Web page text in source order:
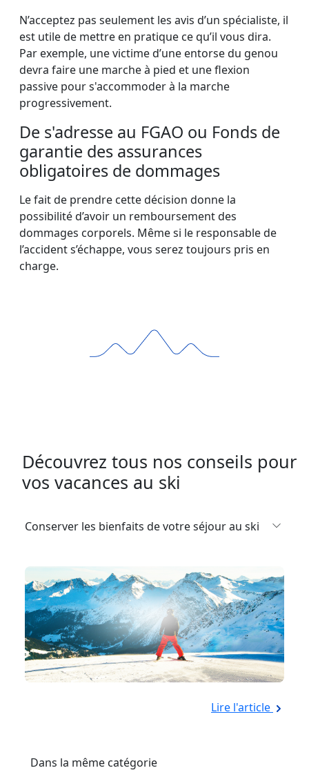
N’acceptez pas seulement les avis d’un spécialiste, il
est utile de mettre en pratique ce qu’il vous dira.
Par exemple, une victime d’une entorse du genou
devra faire une marche à pied et une flexion
passive pour s'accommoder à la marche
progressivement.
De s'adresse au FGAO ou Fonds de
garantie des assurances
obligatoires de dommages
Le fait de prendre cette décision donne la
possibilité d’avoir un remboursement des
dommages corporels. Même si le responsable de
l’accident s’échappe, vous serez toujours pris en
charge.
Découvrez tous nos conseils pour
vos vacances au ski
Conserver les bienfaits de votre séjour au ski
Lire l'article
Dans la même catégorie